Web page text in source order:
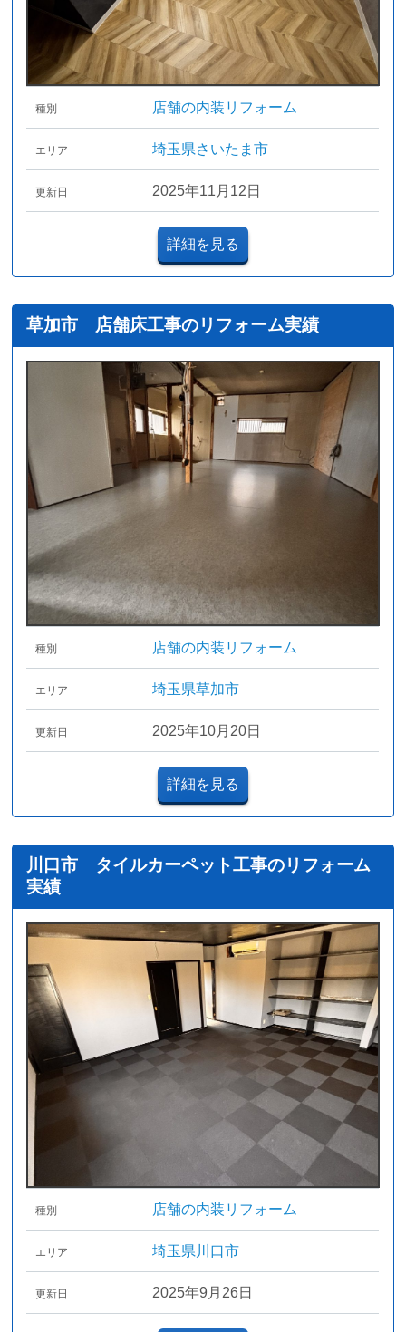
種別 店舗の内装リフォーム
エリア 埼玉県さいたま市
更新日 2025年11月12日
詳細を見る
草加市 店舗床工事のリフォーム実績
種別 店舗の内装リフォーム
エリア 埼玉県草加市
更新日 2025年10月20日
詳細を見る
川口市 タイルカーペット工事のリフォーム
実績
種別 店舗の内装リフォーム
エリア 埼玉県川口市
更新日 2025年9月26日